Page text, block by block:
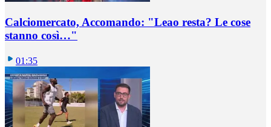
Calciomercato, Accomando: "Leao resta? Le cose
stanno così…"
01:35